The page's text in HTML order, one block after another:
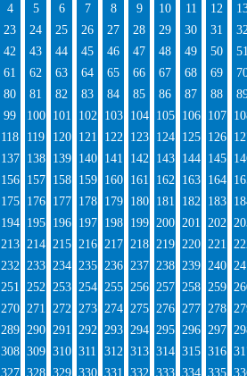
4 5 6 7 8 9 10 11 12
23 24 25 26 27 28 29 30 31
42 43 44 45 46 47 48 49 50
61 62 63 64 65 66 67 68 69
80 81 82 83 84 85 86 87 88
99 100 101 102 103 104 105 106 107
118 119 120 121 122 123 124 125 126
137 138 139 140 141 142 143 144 145
156 157 158 159 160 161 162 163 164
175 176 177 178 179 180 181 182 183
194 195 196 197 198 199 200 201 202
213 214 215 216 217 218 219 220 221
232 233 234 235 236 237 238 239 240
251 252 253 254 255 256 257 258 259
270 271 272 273 274 275 276 277 278
289 290 291 292 293 294 295 296 297
308 309 310 311 312 313 314 315 316
327 328 329 330 331 332 333 334 335